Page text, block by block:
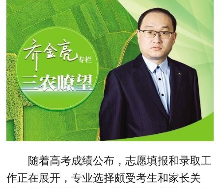
随着高考成绩公布，志愿填报和录取工
作正在展开，专业选择颇受考生和家长关